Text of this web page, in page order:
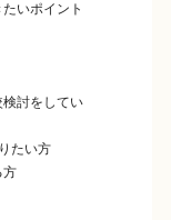
いポイント
検討をしてい
たい方
方